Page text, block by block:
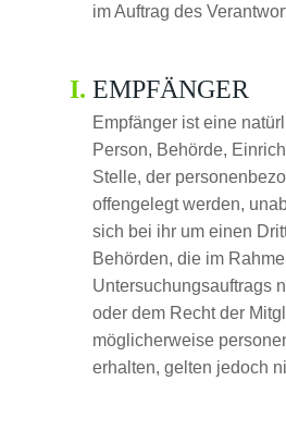
im Auftrag des
EMPFÄNGER
Empfänger ist eine
Person, Behörde,
Stelle, der
offengelegt werden,
sich bei ihr um einen
Behörden, die im
Untersuchungsauftrags
oder dem Recht der
möglicherweise
erhalten, gelten jedoch